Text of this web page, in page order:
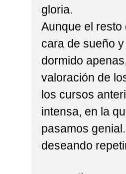
gloria.
Aunque el
cara de sueño
dormido
valoración de
los cursos
intensa, en la
pasamos
deseando